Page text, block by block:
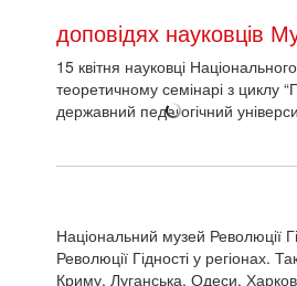
15 квітня науковці
теоретичному семінарі з циклу
державний педагогічний
Революції Гідності у
Криму, Луганська, Одеси,
тим, що поруч проходить кордон